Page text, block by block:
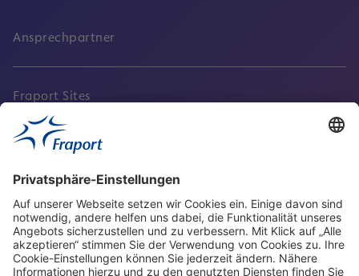
Ansprechpartner
Fraport Sites
Aktuell
Service